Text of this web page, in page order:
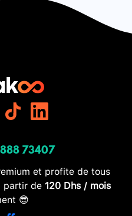
73407
et profite de tous
partir de 120 Dhs / mois
😎